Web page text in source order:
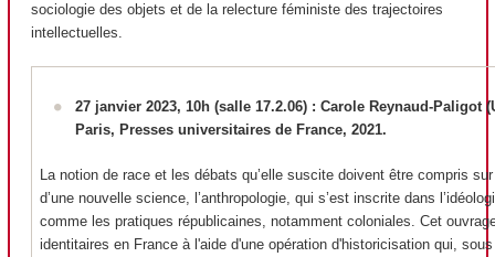
sociologie des objets et de la relecture féministe des trajectoires
intellectuelles.
27 janvier 2023, 10h (salle 17.2.06) : Carole Reynaud-Paligot
Paris, Presses universitaires de France, 2021.
La notion de race et les débats qu’elle suscite doivent être compris
d’une nouvelle science, l’anthropologie, qui s’est inscrite dans
comme les pratiques républicaines, notamment coloniales. Cet
identitaires en France à l'aide d'une opération d'historicisation qui,